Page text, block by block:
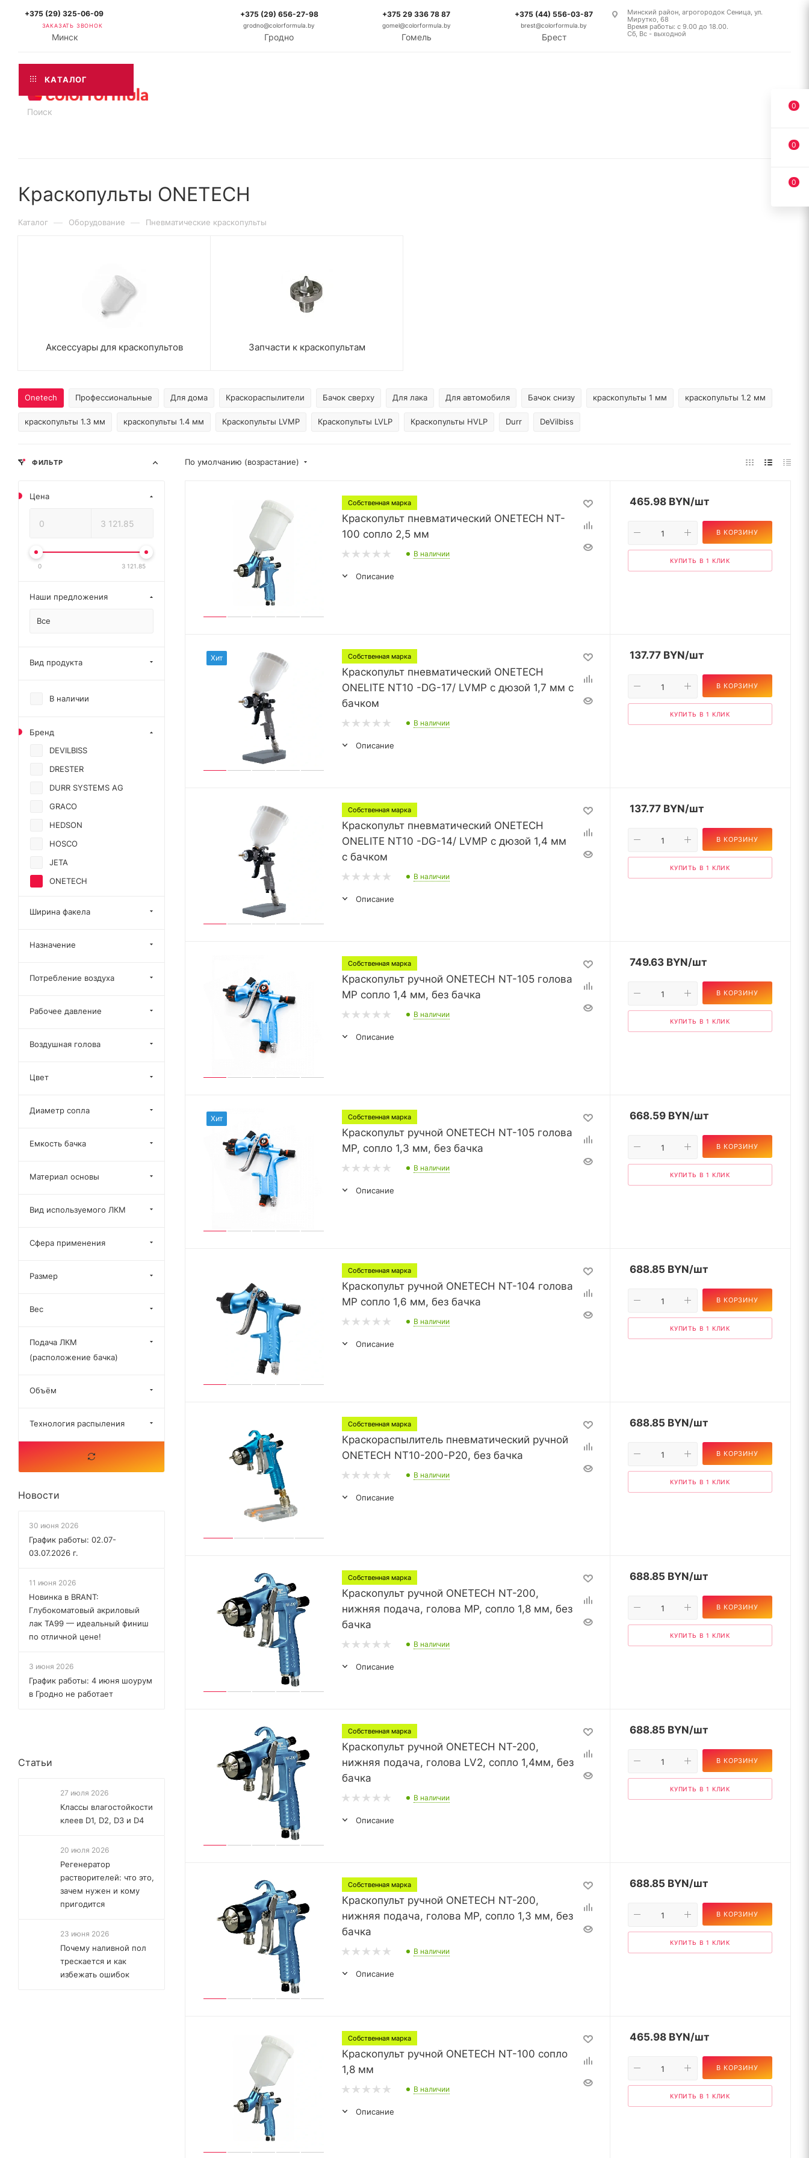
+375 (29) 325-06-09
ЗАКАЗАТЬ ЗВОНОК
Минск
+375 (29) 656-27-98
grodno@colorformula.by
Гродно
+375 29 336 78 87
gomel@colorformula.by
Гомель
+375 (44) 556-03-87
brest@colorformula.by
Брест
Минский район, агрогородок Сеница, ул.
Мирутко, 68
Время работы: с 9.00 до 18.00.
Сб, Вс - выходной
КАТАЛОГ
Краскопульты ONETECH
Каталог — Оборудование — Пневматические краскопульты
Аксессуары для краскопультов Запчасти к краскопультам
Профессиональные Для дома Краскораспылители Бачок сверху Для лака Для автомобиля Бачок снизу краскопульты 1 мм краскопульты 1.2 мм
краскопульты 1.3 мм краскопульты 1.4 мм Краскопульты LVMP Краскопульты LVLP Краскопульты HVLP
Onetech
Durr DeVilbiss
По умолчанию (возрастание)
Собственная марка
Краскопульт пневматический ONETECH NT-
100 сопло 2,5 мм
В наличии
Описание
465.98 BYN/шт
В КОРЗИНУ
КУПИТЬ В 1 КЛИК
Хит Собственная марка
Краскопульт пневматический ONETECH
ONELITE NT10 -DG-17/ LVMP с дюзой 1,7 мм с
бачком
В наличии
Описание
137.77 BYN/шт
В КОРЗИНУ
КУПИТЬ В 1 КЛИК
Собственная марка
Краскопульт пневматический ONETECH
ONELITE NT10 -DG-14/ LVMP с дюзой 1,4 мм
с бачком
В наличии
Описание
137.77 BYN/шт
В КОРЗИНУ
КУПИТЬ В 1 КЛИК
Собственная марка
Краскопульт ручной ONETECH NT-105 голова
MP сопло 1,4 мм, без бачка
В наличии
Описание
749.63 BYN/шт
В КОРЗИНУ
КУПИТЬ В 1 КЛИК
Хит Собственная марка
Краскопульт ручной ONETECH NT-105 голова
MP, сопло 1,3 мм, без бачка
В наличии
Описание
668.59 BYN/шт
В КОРЗИНУ
КУПИТЬ В 1 КЛИК
Собственная марка
Краскопульт ручной ONETECH NT-104 голова
MP сопло 1,6 мм, без бачка
В наличии
Описание
688.85 BYN/шт
В КОРЗИНУ
КУПИТЬ В 1 КЛИК
Собственная марка
Краскораспылитель пневматический ручной
ONETECH NT10-200-P20, без бачка
В наличии
Описание
688.85 BYN/шт
В КОРЗИНУ
КУПИТЬ В 1 КЛИК
Собственная марка
Краскопульт ручной ONETECH NT-200,
нижняя подача, голова MP, сопло 1,8 мм, без
бачка
В наличии
Описание
688.85 BYN/шт
В КОРЗИНУ
КУПИТЬ В 1 КЛИК
Собственная марка
Краскопульт ручной ONETECH NT-200,
нижняя подача, голова LV2, сопло 1,4мм, без
бачка
В наличии
Описание
688.85 BYN/шт
В КОРЗИНУ
КУПИТЬ В 1 КЛИК
Собственная марка
Краскопульт ручной ONETECH NT-200,
нижняя подача, голова MP, сопло 1,3 мм, без
бачка
В наличии
Описание
688.85 BYN/шт
В КОРЗИНУ
КУПИТЬ В 1 КЛИК
Собственная марка
Краскопульт ручной ONETECH NT-100 сопло
1,8 мм
В наличии
Описание
465.98 BYN/шт
В КОРЗИНУ
КУПИТЬ В 1 КЛИК
ФИЛЬТР
Цена
0 3 121.85
Наши предложения
Все
Вид продукта
В наличии
Бренд
DEVILBISS
DRESTER
DURR SYSTEMS AG
GRACO
HEDSON
HOSCO
JETA
ONETECH
Не определен
Ширина факела
Назначение
Потребление воздуха
Рабочее давление
Воздушная голова
Цвет
Диаметр сопла
Емкость бачка
Материал основы
Вид используемого ЛКМ
Сфера применения
Размер
Вес
Подача ЛКМ
(расположение бачка)
Объём
Технология распыления
Новости
30 июня 2026
График работы: 02.07-
03.07.2026 г.
11 июня 2026
Новинка в BRANT:
Глубокоматовый акриловый
лак TA99 — идеальный финиш
по отличной цене!
3 июня 2026
График работы: 4 июня шоурум
в Гродно не работает
Статьи
27 июля 2026
Классы влагостойкости
клеев D1, D2, D3 и D4
20 июля 2026
Регенератор
растворителей: что это,
зачем нужен и кому
пригодится
23 июня 2026
Почему наливной пол
трескается и как
избежать ошибок
0
0
0